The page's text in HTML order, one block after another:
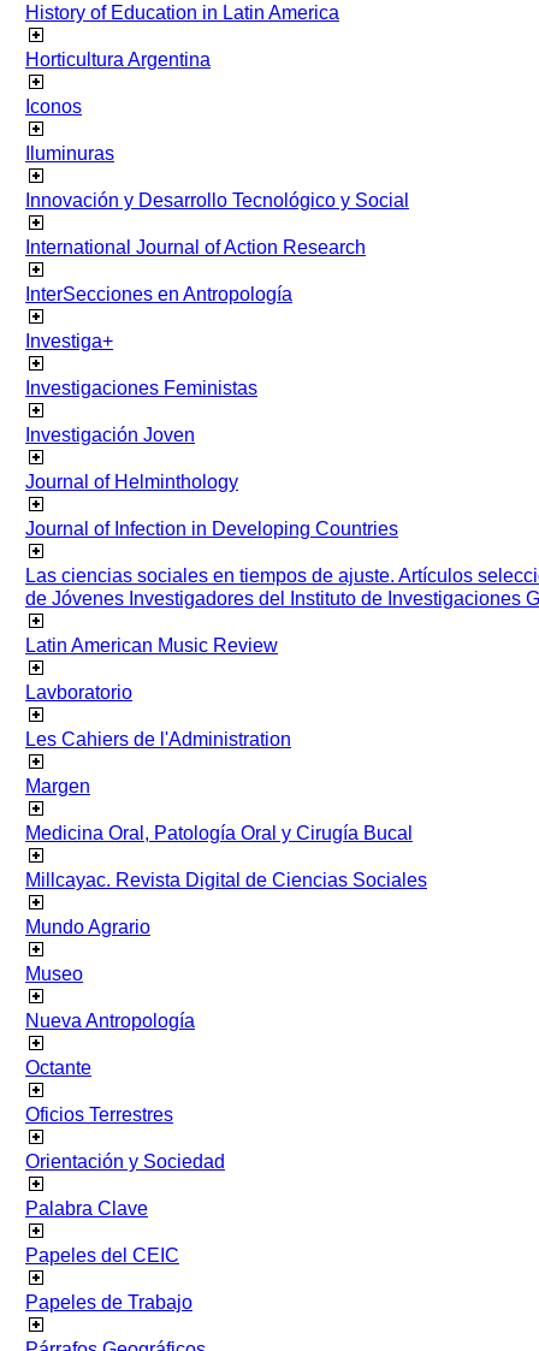
History of Education in Latin America
Horticultura Argentina
Iconos
Iluminuras
Innovación y Desarrollo Tecnológico y Social
International Journal of Action Research
InterSecciones en Antropología
Investiga+
Investigaciones Feministas
Investigación Joven
Journal of Helminthology
Journal of Infection in Developing Countries
Las ciencias sociales en tiempos de ajuste. Artículos
de Jóvenes Investigadores del Instituto de Investigaciones
Latin American Music Review
Lavboratorio
Les Cahiers de l'Administration
Margen
Medicina Oral, Patología Oral y Cirugía Bucal
Millcayac. Revista Digital de Ciencias Sociales
Mundo Agrario
Museo
Nueva Antropología
Octante
Oficios Terrestres
Orientación y Sociedad
Palabra Clave
Papeles del CEIC
Papeles de Trabajo